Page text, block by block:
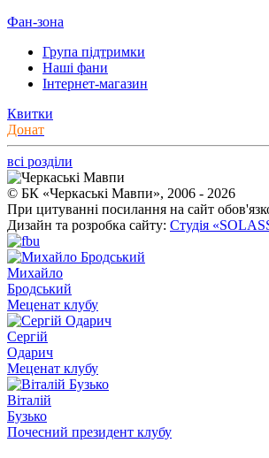
Фан-зона
Група підтримки
Наші фани
Інтернет-магазин
Квитки
Донат
всі розділи
© БК «Черкаські Мавпи», 2006 - 2026
При цитуванні посилання на сайт
Дизайн та розробка сайту: Студія
Михайло
Бродський
Меценат клубу
Сергій
Одарич
Меценат клубу
Віталій
Бузько
Почесний президент клубу